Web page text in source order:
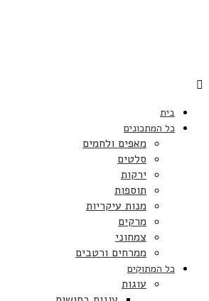
בית
כל המתכונים
מאפים ולחמים
סלטים
ירקות
תוספות
מנות עיקריות
מרקים
צמחוני
ממרחים ורטבים
כל המתוקים
עוגות